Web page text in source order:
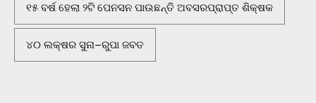
୧୫ ବର୍ଷ ହେଲା ୨ଟି ପେନସନ ପାଉଛନ୍ତି ଅବସରପ୍ରାପ୍ତ ଶିକ୍ଷକ
୪୦ ଲକ୍ଷର ସୁନା–ରୁପା ଜବତ